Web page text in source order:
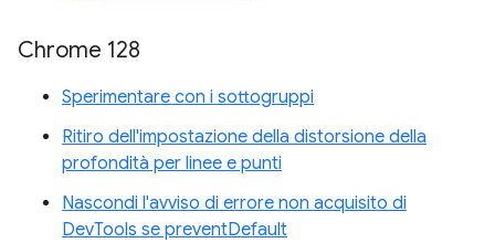
Chrome 128
Sperimentare con i sottogruppi
Ritiro dell'impostazione della distorsione della
profondità per linee e punti
Nascondi l'avviso di errore non acquisito di
DevTools se preventDefault